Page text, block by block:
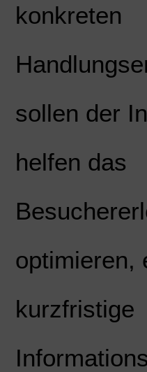
konkreten
sollen der
helfen das
optimieren,
kurzfristige